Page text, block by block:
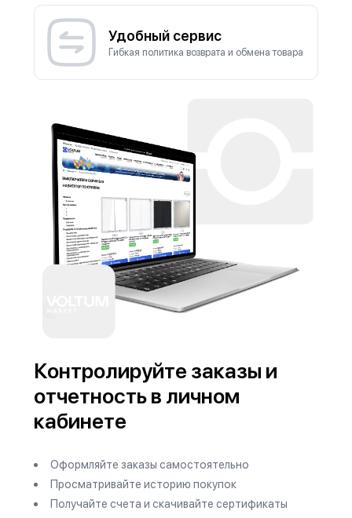
Удобный сервис
Гибкая политика возврата и обмена товара
Контролируйте заказы и
отчетность в личном
кабинете
Оформляйте заказы самостоятельно
Просматривайте историю покупок
Получайте счета и скачивайте сертификаты